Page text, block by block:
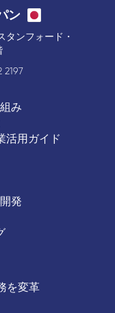
ン
タンフォード・
2197
み
活用ガイド
発
を変革